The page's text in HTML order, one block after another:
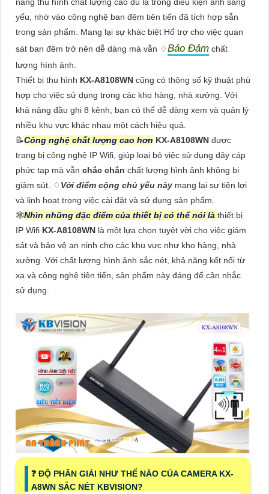
yếu, nhờ vào công nghệ ban đêm tiên tiến đã tích hợp sẵn
trong sản phẩm. Mang lại sự khác biệt Hổ trợ cho việc quan
sát ban đêm trở nên dễ dàng mà vẫn ♢Bảo Đảm chất
lượng hình ảnh.
Thiết bị thu hình KX-A8108WN cũng có thông số kỹ thuật phù
hợp cho việc sử dụng trong các kho hàng, nhà xưởng. Với
khả năng đầu ghi 8 kênh, bạn có thể dễ dàng xem và quản lý
nhiều khu vực khác nhau một cách hiệu quả.
📝Công nghệ chất lượng cao hơn KX-A8108WN được
trang bị công nghệ IP Wifi, giúp loại bỏ việc sử dụng dây cáp
phức tạp mà vẫn chắc chắn chất lượng hình ảnh không bị
giảm sút. ♢ Với điểm cộng chủ yếu này mang lại sự tiện lợi
và linh hoạt trong việc cài đặt và sử dụng sản phẩm.
🕸Nhìn những đặc điểm của thiết bị có thể nói là thiết bị
IP Wifi KX-A8108WN là một lựa chọn tuyệt vời cho việc giám
sát và bảo vệ an ninh cho các khu vực như kho hàng, nhà
xưởng. Với chất lượng hình ảnh sắc nét, khả năng kết nối từ
xa và công nghệ tiên tiến, sản phẩm này đáng để cân nhắc
sử dụng.
❓ ĐỘ PHÂN GIẢI NHƯ THẾ NÀO CỦA CAMERA KX-
A8WN SẮC NÉT KBVISION?